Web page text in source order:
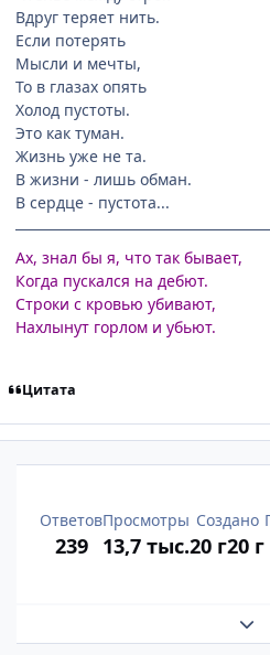
Вдруг теряет нить.
Если потерять
Мысли и мечты,
То в глазах опять
Холод пустоты.
Это как туман.
Жизнь уже не та.
В жизни - лишь обман.
В сердце - пустота...
Ах, знал бы я, что так бывает,
Когда пускался на дебют.
Строки с кровью убивают,
Нахлынут горлом и убьют.
Цитата
Ответов
239
Просмотры
13,7 тыс.
Создано
20 г20 г